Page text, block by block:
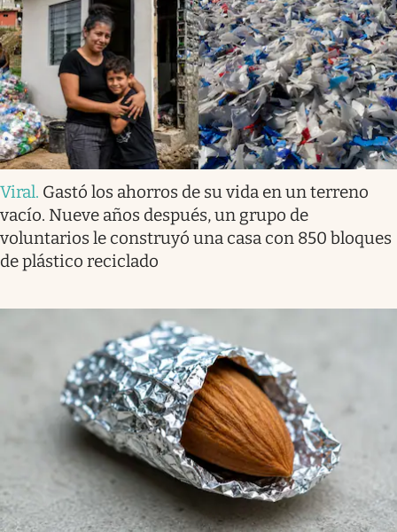
Viral. Gastó los ahorros de su vida en un terreno
vacío. Nueve años después, un grupo de
voluntarios le construyó una casa con 850 bloques
de plástico reciclado